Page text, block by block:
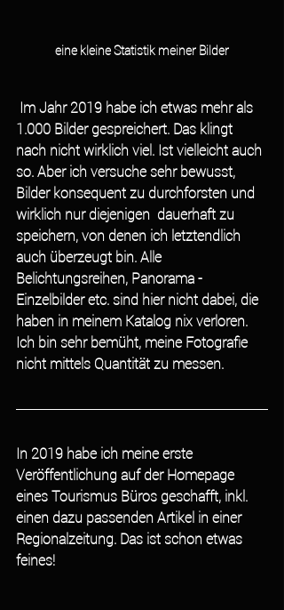
eine kleine Statistik meiner Bilder
1.000 Bilder gespreichert. Das klingt
nach nicht wirklich viel. Ist vielleicht auch
so. Aber ich versuche sehr bewusst,
Bilder konsequent zu durchforsten und
wirklich nur diejenigen  dauerhaft zu
speichern, von denen ich letztendlich
auch überzeugt bin. Alle
Belichtungsreihen, Panorama -
Einzelbilder etc. sind hier nicht dabei, die
haben in meinem Katalog nix verloren.
Ich bin sehr bemüht, meine Fotografie
nicht mittels Quantität zu messen.
In 2019 habe ich meine erste
Veröffentlichung auf der Homepage
eines Tourismus Büros geschafft, inkl.
einen dazu passenden Artikel in einer
Regionalzeitung. Das ist schon etwas
feines!